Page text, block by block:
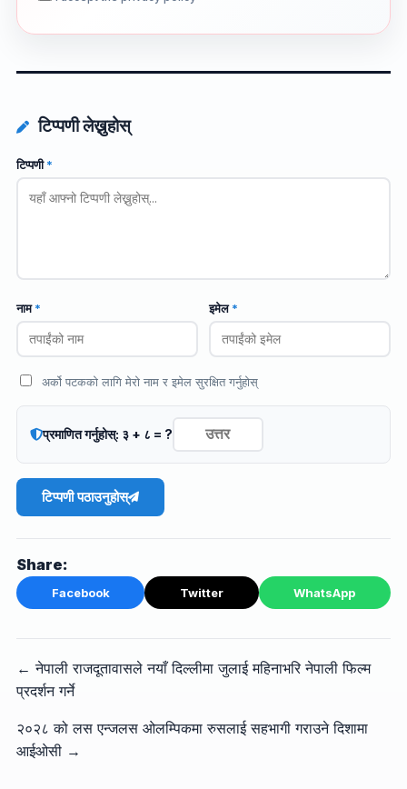
टिप्पणी लेख्नुहोस्
टिप्पणी*
नाम* इमेल*
अर्को पटकको लागि मेरो नाम र इमेल सुरक्षित गर्नुहोस्
प्रमाणित गर्नुहोस्: ३ + ८ = ?
टिप्पणी पठाउनुहोस्
Share:
Facebook Twitter WhatsApp
← नेपाली राजदूतावासले नयाँ दिल्लीमा जुलाई महिनाभरि नेपाली फिल्म
प्रदर्शन गर्ने
२०२८ को लस एन्जलस ओलम्पिकमा रुसलाई सहभागी गराउने दिशामा
आईओसी →